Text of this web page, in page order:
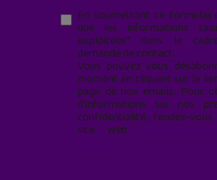
En soumettant ce
que les informations
exploitées* dans le
demande de contact.
Vous pouvez vous
moment en cliquant sur le
page de nos emails. Pour
d'informations sur nos
confidentialité, rendez-
site web